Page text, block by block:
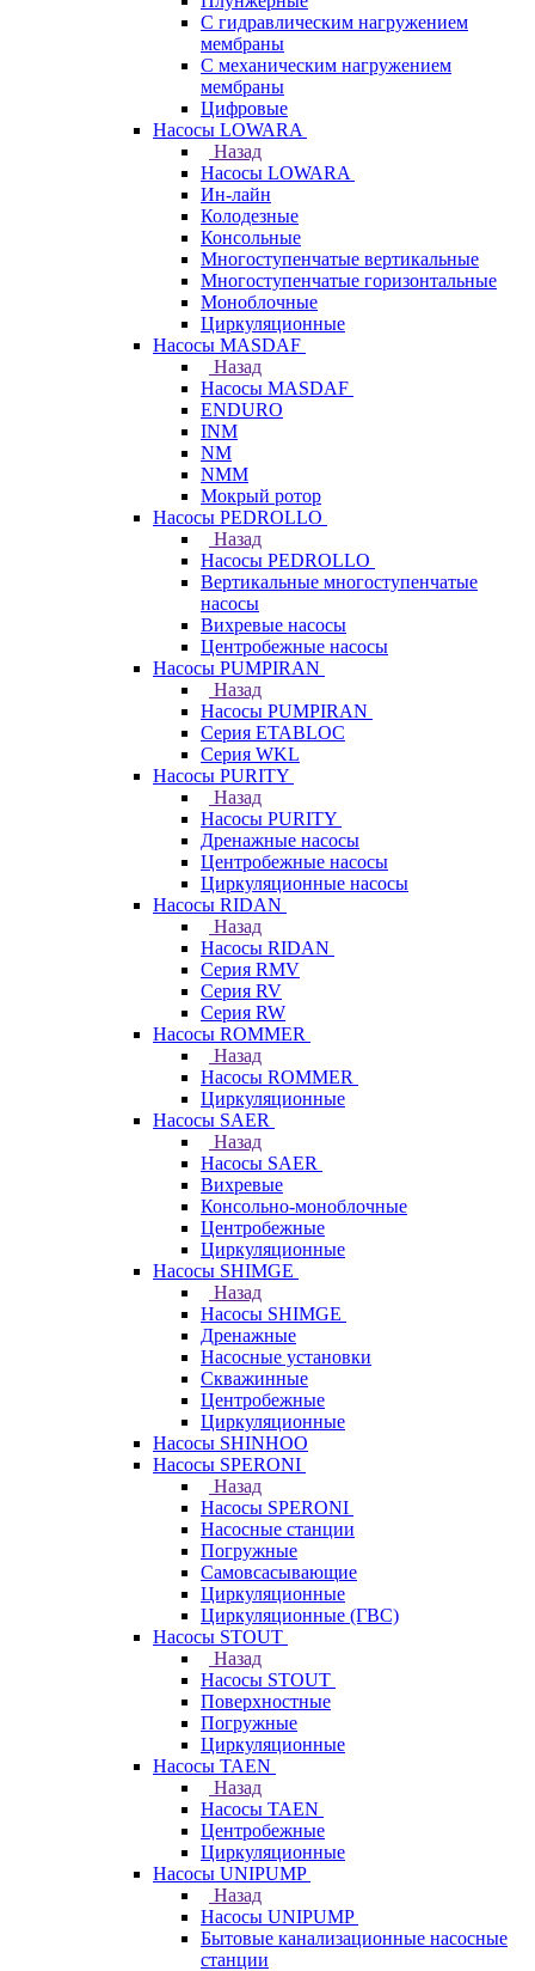
С гидравлическим нагружением
мембраны
С механическим нагружением
мембраны
Цифровые
Насосы LOWARA
Назад
Насосы LOWARA
Ин-лайн
Колодезные
Консольные
Многоступенчатые вертикальные
Многоступенчатые горизонтальные
Моноблочные
Циркуляционные
Насосы MASDAF
Назад
Насосы MASDAF
ENDURO
INM
NM
NMM
Мокрый ротор
Насосы PEDROLLO
Назад
Насосы PEDROLLO
Вертикальные многоступенчатые
насосы
Вихревые насосы
Центробежные насосы
Насосы PUMPIRAN
Назад
Насосы PUMPIRAN
Серия ETABLOC
Серия WKL
Насосы PURITY
Назад
Насосы PURITY
Дренажные насосы
Центробежные насосы
Циркуляционные насосы
Насосы RIDAN
Назад
Насосы RIDAN
Серия RMV
Серия RV
Серия RW
Насосы ROMMER
Назад
Насосы ROMMER
Циркуляционные
Насосы SAER
Назад
Насосы SAER
Вихревые
Консольно-моноблочные
Центробежные
Циркуляционные
Насосы SHIMGE
Назад
Насосы SHIMGE
Дренажные
Насосные установки
Скважинные
Центробежные
Циркуляционные
Насосы SHINHOO
Насосы SPERONI
Назад
Насосы SPERONI
Насосные станции
Погружные
Самовсасывающие
Циркуляционные
Циркуляционные (ГВС)
Насосы STOUT
Назад
Насосы STOUT
Поверхностные
Погружные
Циркуляционные
Насосы TAEN
Назад
Насосы TAEN
Центробежные
Циркуляционные
Насосы UNIPUMP
Назад
Насосы UNIPUMP
Бытовые канализационные насосные
станции